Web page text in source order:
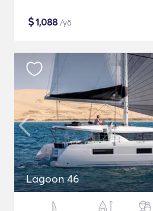
$1,088 /yö
Lagoon 46